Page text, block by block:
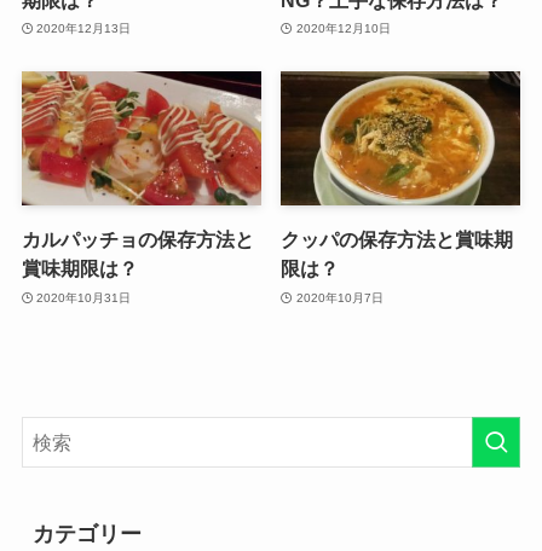
2020年12月13日 2020年12月10日
カルパッチョの保存方法と
賞味期限は？
2020年10月31日
クッパの保存方法と賞味期
限は？
2020年10月7日
カテゴリー